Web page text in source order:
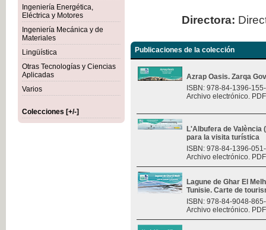
Ingeniería Energética,
Eléctrica y Motores
Ingeniería Mecánica y de
Materiales
Lingüística
Otras Tecnologías y Ciencias
Aplicadas
Varios
Colecciones [+/-]
Directora:
Publicaciones de la colección
Azrap Oasis. Zarqa
ISBN: 978-84-1396-
Archivo electrónico.
L'Albufera de València
para la visita turística
ISBN: 978-84-1396-
Archivo electrónico.
Lagune de Ghar El
Tunisie. Carte de
ISBN: 978-84-9048-
Archivo electrónico.